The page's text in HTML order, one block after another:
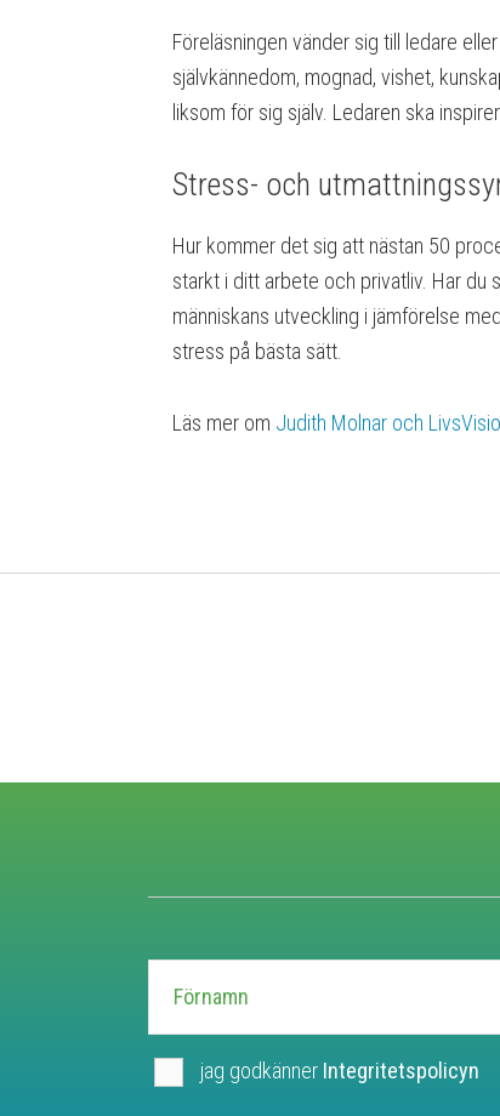
Föreläsningen vänder sig till ledare
självkännedom, mognad, vishet,
liksom för sig själv. Ledaren ska
Stress- och
Hur kommer det sig att nästan 50
starkt i ditt arbete och privatliv. Har du
människans utveckling i jämförelse
stress på bästa sätt.
Läs mer om Judith Molnar och
jag godkänner Integritetspolicyn